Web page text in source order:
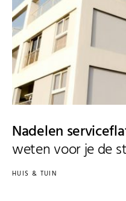
Nadelen
weten voor je de
HUIS & TUIN